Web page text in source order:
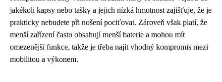
jakékoli kapsy nebo tašky a jejich nízká hmotnost zajišťuje, že je
prakticky nebudete při nošení pociťovat. Zároveň však platí, že
menší zařízení často obsahují menší baterie a mohou mít
omezenější funkce, takže je třeba najít vhodný kompromis mezi
mobilitou a výkonem.